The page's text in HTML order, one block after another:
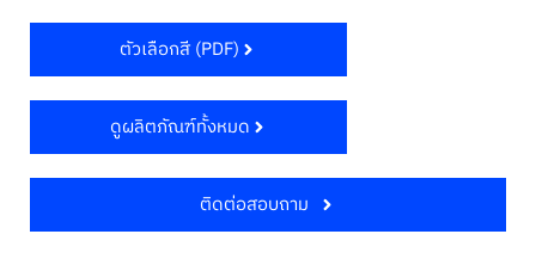
ตัวเลือกสี (PDF)
ดูผลิตภัณฑ์ทั้งหมด
ติดต่อสอบถาม